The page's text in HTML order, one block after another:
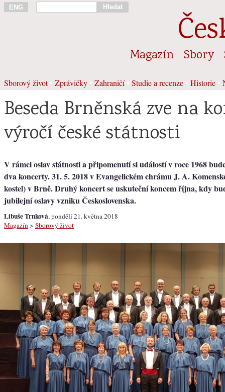
ENG Hledat
Magazín Sbory
Sborový život• Zprávičky Zahraničí• Studie a recenze Historie
Beseda Brněnská zve na
výročí české státnosti
V rámci oslav státnosti a připomenutí si událostí v roce 1968
dva koncerty. 31. 5. 2018 v Evangelickém chrámu J. A.
kostel) v Brně. Druhý koncert se uskuteční koncem října, kdy
jubilejní oslavy vzniku Československa.
Libuše Trnková, pondělí 21. května 2018
Magazín > Sborový život